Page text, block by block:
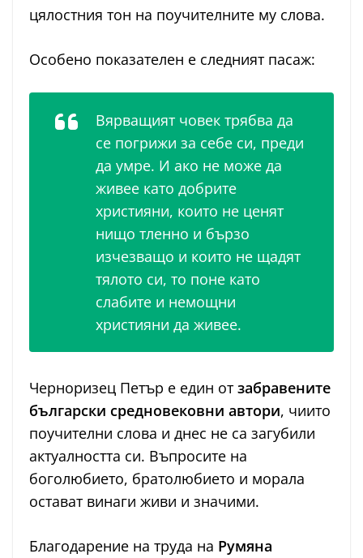
цялостния тон на поучителните му слова.
Особено показателен е следният пасаж:
Вярващият човек трябва да
се погрижи за себе си, преди
да умре. И ако не може да
живее като добрите
християни, които не ценят
нищо тленно и бързо
изчезващо и които не щадят
тялото си, то поне като
слабите и немощни
християни да живее.
Черноризец Петър е един отзабравените
български средновековни автори, чиито
поучителни слова и днес не са загубили
актуалността си. Въпросите на
боголюбието, братолюбието и морала
остават винаги живи и значими.
Благодарение на труда на Румяна